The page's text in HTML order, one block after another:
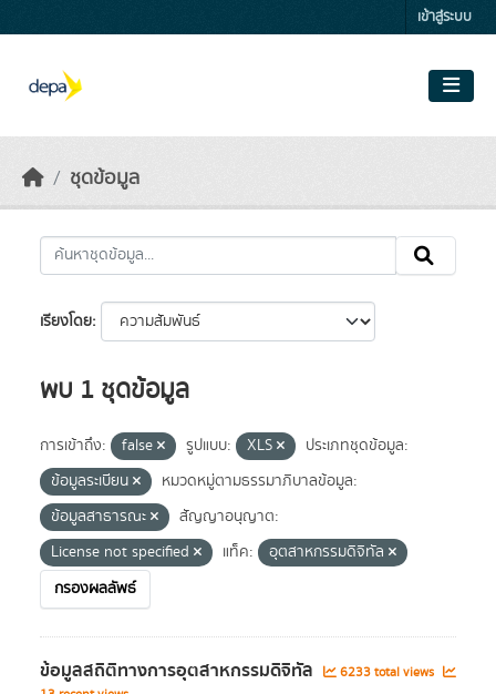
เข้าสู่ระบบ
ชุดข้อมูล
เรียงโดย
พบ 1 ชุดข้อมูล
การเข้าถึง: false รูปแบบ: XLS
ประเภทชุดข้อมูล:
ข้อมูลระเบียน
หมวดหมู่ตามธรรมาภิบาลข้อมูล:
ข้อมูลสาธารณะ
สัญญาอนุญาต:
License not specified
แท็ค:
อุตสาหกรรมดิจิทัล
กรองผลลัพธ์
ข้อมูลสถิติทางการอุตสาหกรรมดิจิทัล
6233 total views